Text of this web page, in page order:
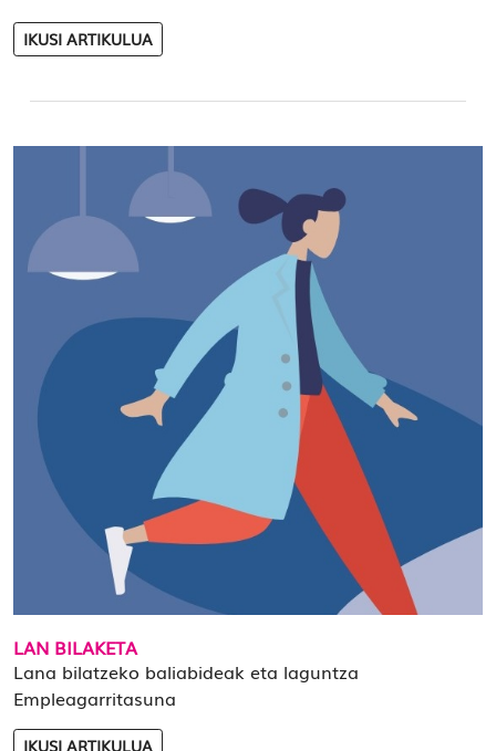
IKUSI ARTIKULUA
LAN BILAKETA
Lana bilatzeko baliabideak eta laguntza
Empleagarritasuna
IKUSI ARTIKULUA